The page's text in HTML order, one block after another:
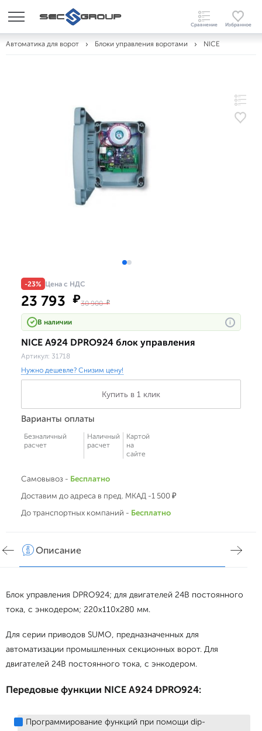
Автоматика для ворот Блоки управления воротами NICE
-23% Цена с НДС
23 793 ₽30 900₽
В наличии i
NICE A924 DPRO924 блок управления
Артикул: 31718
Нужно дешевле? Снизим цену!
Купить в 1 клик
Варианты оплаты
Безналичный
расчет
Наличный
расчет
Картой
на
сайте
Самовывоз - Бесплатно
Доставим до адреса в пред. МКАД -1 500 ₽
До транспортных компаний - Бесплатно
Описание
Блок управления DPRO924; для двигателей 24В постоянного
тока, с энкодером; 220x110x280 мм.
Для серии приводов SUMO, предназначенных для
автоматизации промышленных секционных ворот. Для
двигателей 24В постоянного тока, с энкодером.
Передовые функции NICE A924 DPRO924:
Программирование функций при помощи dip-